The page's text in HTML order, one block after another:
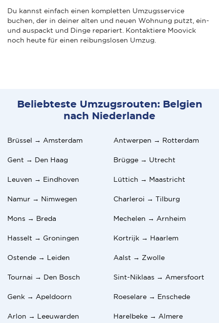
Du kannst einfach einen kompletten Umzugsservice
buchen, der in deiner alten und neuen Wohnung putzt, ein-
und auspackt und Dinge repariert. Kontaktiere Moovick
noch heute für einen reibungslosen Umzug.
Beliebteste Umzugsrouten: Belgien
nach Niederlande
Brüssel → Amsterdam Antwerpen → Rotterdam
Gent → Den Haag Brügge → Utrecht
Leuven → Eindhoven Lüttich → Maastricht
Namur → Nimwegen Charleroi → Tilburg
Mons → Breda Mechelen → Arnheim
Hasselt → Groningen Kortrijk → Haarlem
Ostende → Leiden Aalst → Zwolle
Tournai → Den Bosch Sint-Niklaas → Amersfoort
Genk → Apeldoorn Roeselare → Enschede
Arlon → Leeuwarden Harelbeke → Almere